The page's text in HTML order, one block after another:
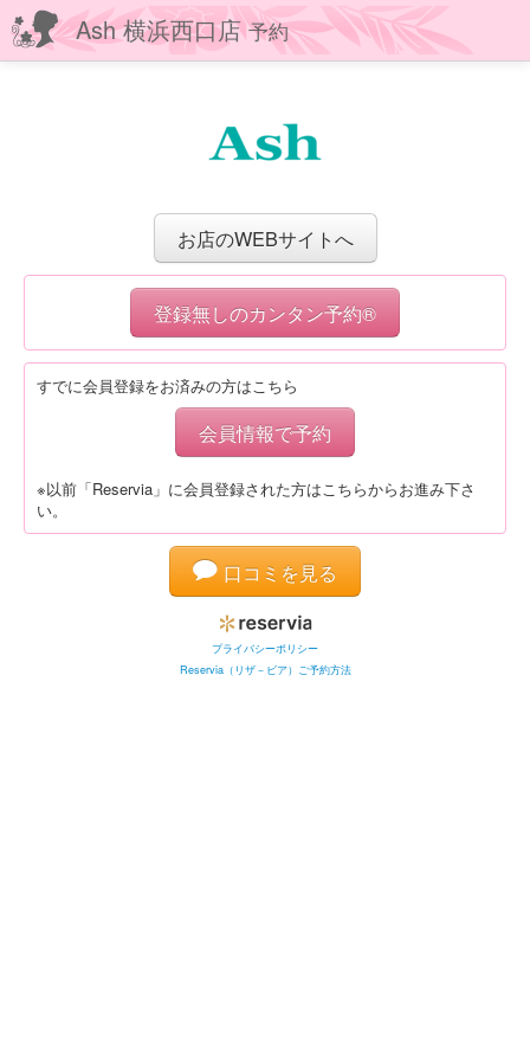
Ash 横浜西口店予約
お店のWEBサイトへ
登録無しのカンタン予約®
すでに会員登録をお済みの方はこちら
会員情報で予約
※以前「Reservia」に会員登録された方はこちらからお進み下さ
い。
口コミを見る
プライバシーポリシー
Reservia（リザ－ビア）ご予約方法